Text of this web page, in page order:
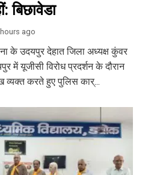
बिछावेडा
ago
के उदयपुर देहात जिला अध्यक्ष कुंवर
में यूजीसी विरोध प्रदर्शन के दौरान
व्यक्त करते हुए पुलिस कार्...